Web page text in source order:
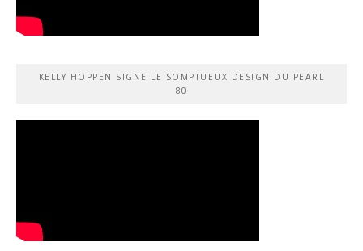
KELLY HOPPEN SIGNE LE SOMPTUEUX DESIGN DU PEARL
80